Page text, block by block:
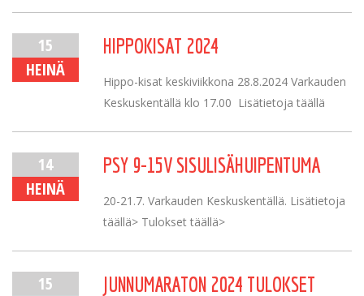
15
HEINÄ
HIPPOKISAT 2024
Hippo-kisat keskiviikkona 28.8.2024 Varkauden
Keskuskentällä klo 17.00 Lisätietoja täällä
14
HEINÄ
PSY 9-15V SISULISÄHUIPENTUMA
20-21.7. Varkauden Keskuskentällä. Lisätietoja
täällä> Tulokset täällä>
15
JUNNUMARATON 2024 TULOKSET